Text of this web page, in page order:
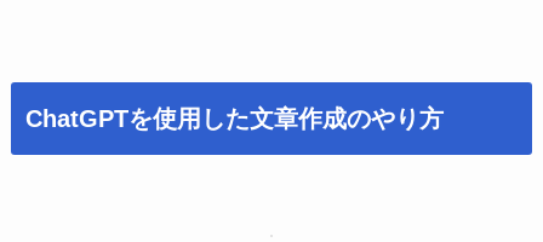
ChatGPTを使用した文章作成のやり方